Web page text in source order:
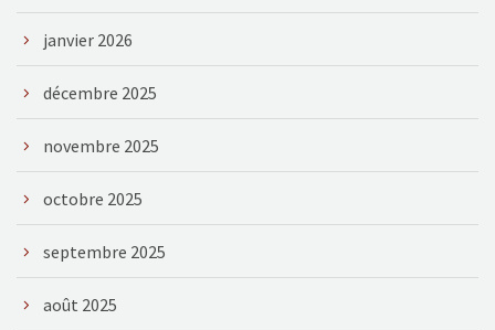
janvier 2026
décembre 2025
novembre 2025
octobre 2025
septembre 2025
août 2025